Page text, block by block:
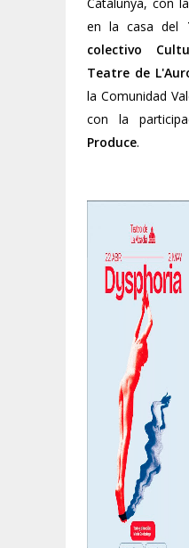
en la casa del
colectivo
Teatre de
la Comunidad
con la
Produce.